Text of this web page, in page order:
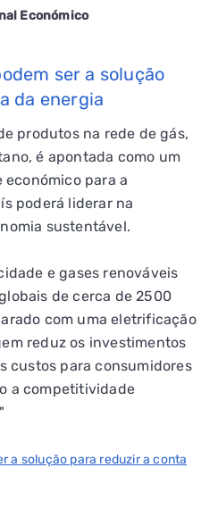
Económico
ser a solução
da energia
produtos na rede de gás,
é apontada como um
económico para a
poderá liderar na
sustentável.
e gases renováveis
de cerca de 2500
com uma eletrificação
reduz os investimentos
custos para consumidores
a competitividade
a solução para reduzir a conta